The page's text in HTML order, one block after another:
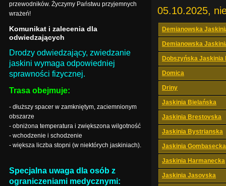
05.10.2025,
Demianowska
Demianowska
Dobszyńska Jaskinia
Domica
Driny
Jaskinia Bielańska
Jaskinia Brestovska
Jaskinia Bystrianska
Jaskinia Gombasecka
Jaskinia Harmanecka
Jaskinia Jasovska
przewodników. Życzymy Państwu przyjemnych
wrażeń!
Komunikat i zalecenia dla
odwiedzających
Drodzy odwiedzający, zwiedzanie
jaskini wymaga odpowiedniej
sprawności fizycznej.
Trasa obejmuje:
- dłuższy spacer w zamkniętym, zaciemnionym
obszarze
- obniżona temperatura i zwiększona wilgotność
- wchodzenie i schodzenie
- większa liczba stopni (w niektórych jaskiniach).
Specjalna uwaga dla osób z
ograniczeniami medycznymi: